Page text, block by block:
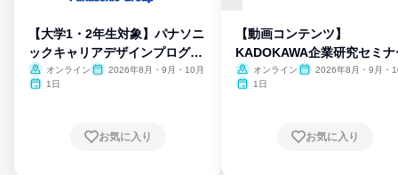
【大学1・2年生対象】パナソニ
ックキャリアデザインプログラ
ム
オンライン
2026年8月・9月・10月
1日
お気に入り
【動画コンテンツ】
KADOKAWA企業研究セミナ
オンライン
2026年8月・9月・
1日
お気に入り